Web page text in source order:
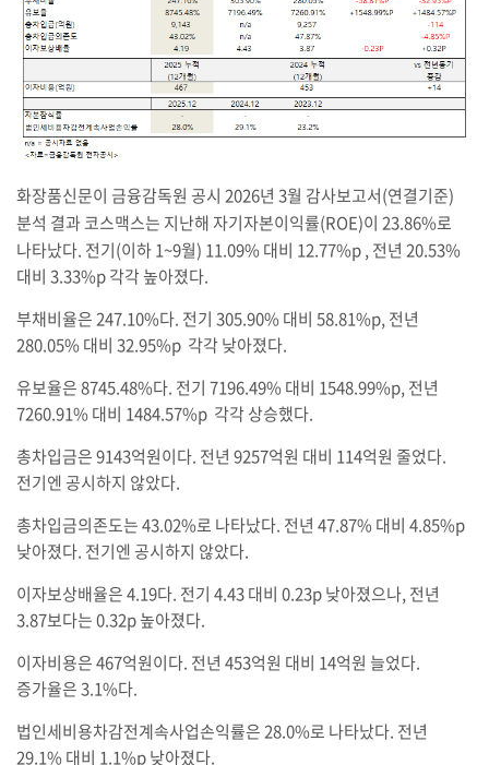
화장품신문이 금융감독원 공시 2026년 3월 감사보고서(연결기준)
분석 결과 코스맥스는 지난해 자기자본이익률(ROE)이 23.86%로
나타났다. 전기(이하 1~9월) 11.09% 대비 12.77%p , 전년 20.53%
대비 3.33%p 각각 높아졌다.
부채비율은 247.10%다. 전기 305.90% 대비 58.81%p, 전년
280.05% 대비 32.95%p 각각 낮아졌다.
유보율은 8745.48%다. 전기 7196.49% 대비 1548.99%p, 전년
7260.91% 대비 1484.57%p 각각 상승했다.
총차입금은 9143억원이다. 전년 9257억원 대비 114억원 줄었다.
전기엔 공시하지 않았다.
총차입금의존도는 43.02%로 나타났다. 전년 47.87% 대비 4.85%p
낮아졌다. 전기엔 공시하지 않았다.
이자보상배율은 4.19다. 전기 4.43 대비 0.23p 낮아졌으나, 전년
3.87보다는 0.32p 높아졌다.
이자비용은 467억원이다. 전년 453억원 대비 14억원 늘었다.
증가율은 3.1%다.
법인세비용차감전계속사업손익률은 28.0%로 나타났다. 전년
29.1% 대비 1.1%p 낮아졌다.